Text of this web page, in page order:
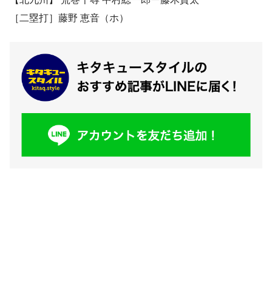
［二塁打］藤野 恵音（ホ）